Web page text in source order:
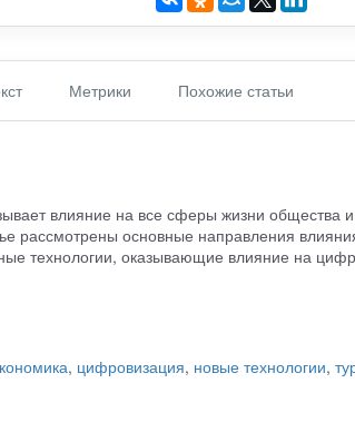
Метрики Похожие статьи
влияние на все сферы жизни общества и
рассмотрены основные направления
технологии, оказывающие влияние на
, цифровизация, новые технологии,